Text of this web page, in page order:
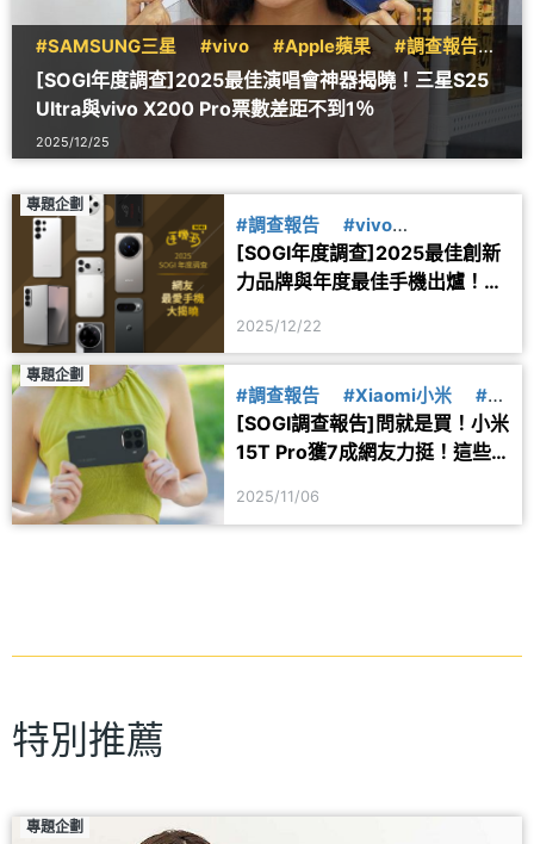
#SAMSUNG三星 #vivo #Apple蘋果
#調查報告
#X200
#S25 #iPhone17
[SOGI年度調查]2025最佳演唱會神器揭曉！三星S25
Ultra與vivo X200 Pro票數差距不到1％
2025/12/25
專題企劃
#調查報告
#vivo
#SAMSUNG三星
#X200
#S25
#S24
#Xiaomi小米
#iPhone17
#小米15T
[SOGI年度調查]2025最佳創新
力品牌與年度最佳手機出爐！網
2025/12/22
專題企劃
#調查報告 #Xiaomi小米
#小
米15T
[SOGI調查報告]問就是買！小米
15T Pro獲7成網友力挺！這些
2025/11/06
特別推薦
專題企劃